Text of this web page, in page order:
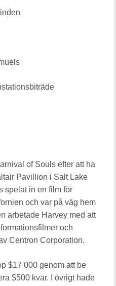
of Souls efter att ha
Pavillion i Salt Lake
spelat in en film för
och var på väg hem
arbetade Harvey med att
och
Centron Corporation.
$17 000 genom att be
$500 kvar. I övrigt hade